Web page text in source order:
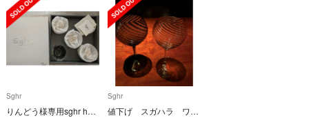
Sghr
りんどう様専用sghr hand made glassware
Sghr
値下げ スガハラ ワイングラス BUENO セット売り